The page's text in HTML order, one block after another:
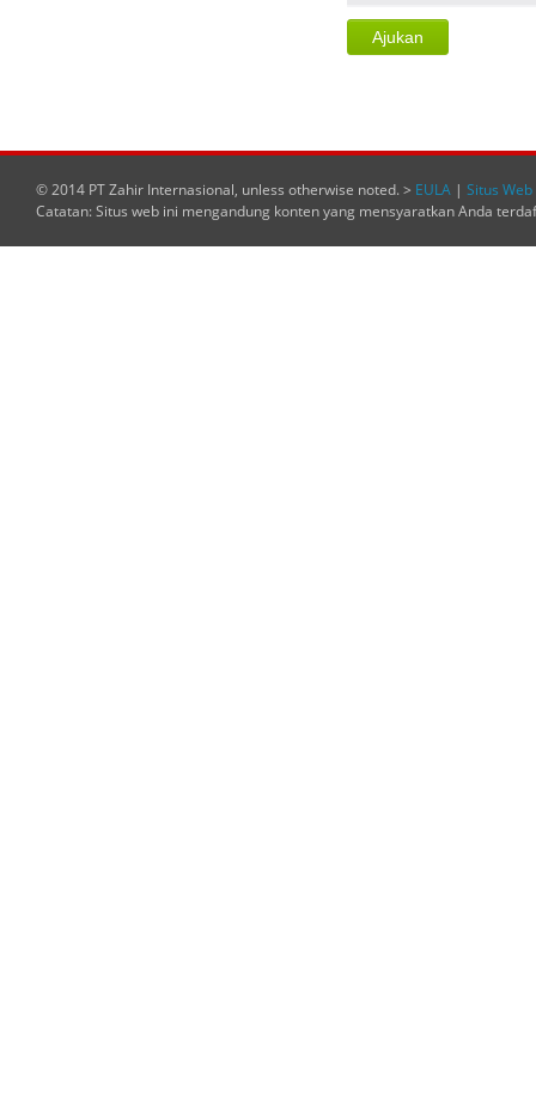
© 2014 PT Zahir Internasional, unless otherwise noted. > EULA | Situs
Catatan: Situs web ini mengandung konten yang mensyaratkan Anda